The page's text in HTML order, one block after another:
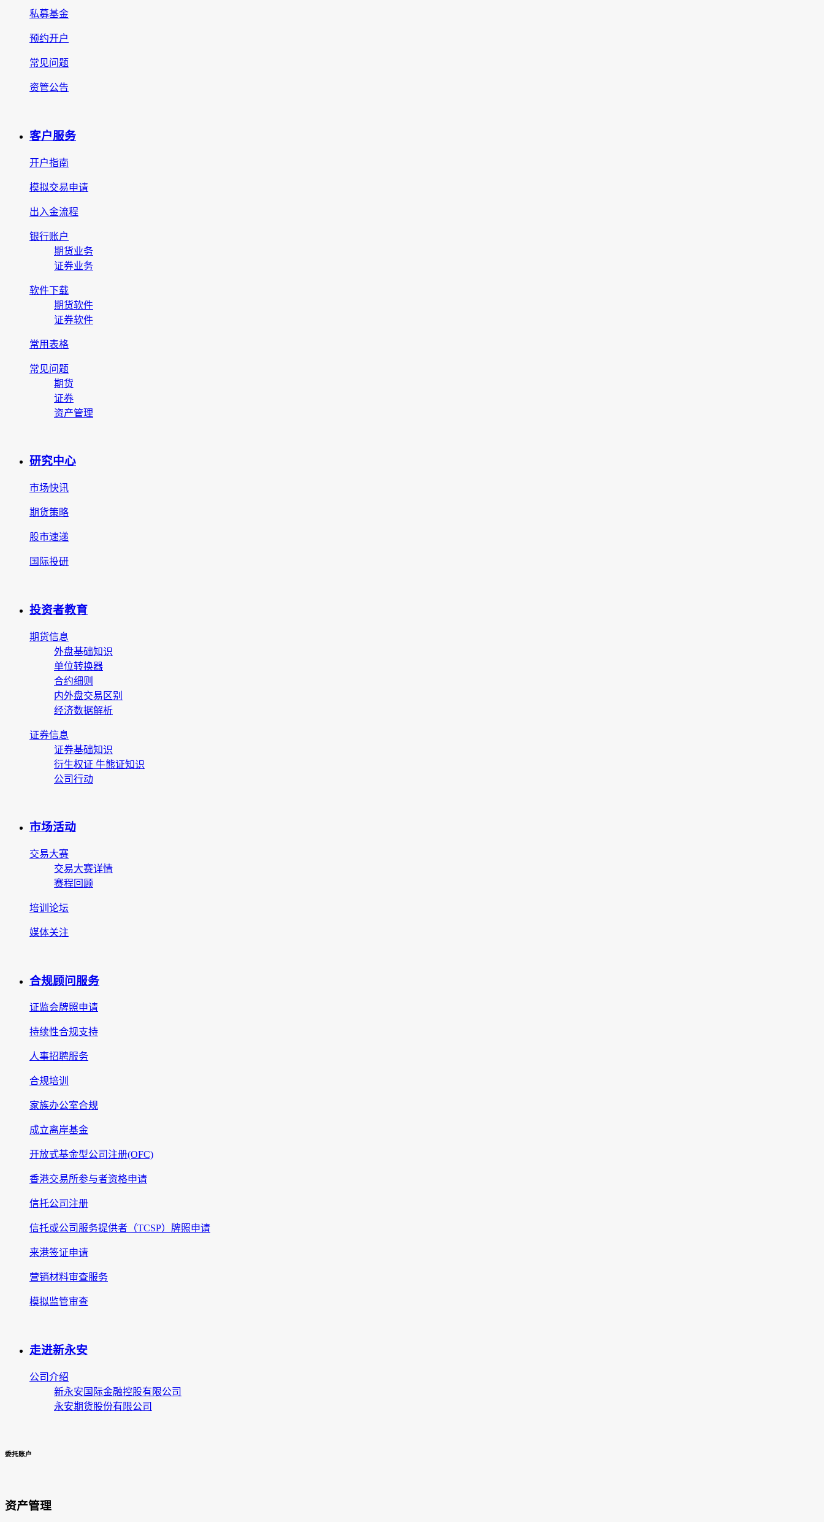
私募基金
预约开户
常见问题
资管公告
客户服务
开户指南
模拟交易申请
出入金流程
银行账户
期货业务
证券业务
软件下载
期货软件
证券软件
常用表格
常见问题
期货
证券
资产管理
研究中心
市场快讯
期货策略
股市速递
国际投研
投资者教育
期货信息
外盘基础知识
单位转换器
合约细则
内外盘交易区别
经济数据解析
证券信息
证券基础知识
衍生权证 牛熊证知识
公司行动
市场活动
交易大赛
交易大赛详情
赛程回顾
培训论坛
媒体关注
合规顾问服务
证监会牌照申请
持续性合规支持
人事招聘服务
合规培训
家族办公室合规
成立离岸基金
开放式基金型公司注册(OFC)
香港交易所参与者资格申请
信托公司注册
信托或公司服务提供者（TCSP）牌照申请
来港签证申请
营销材料审查服务
模拟监管审查
走进新永安
公司介绍
新永安国际金融控股有限公司
永安期货股份有限公司
委托账户
资产管理